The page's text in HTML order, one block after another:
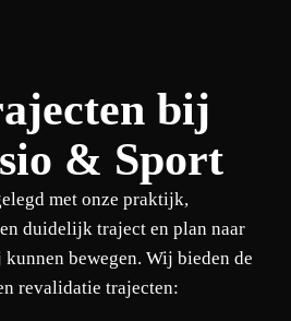
bij
& Sport
met onze praktijk,
duidelijk traject en plan naar
bewegen. Wij bieden de
revalidatie trajecten: